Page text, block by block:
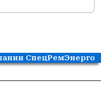
СпецРемЭнерго